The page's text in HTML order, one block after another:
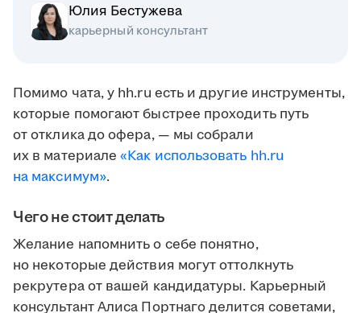
Юлия Бестужева
карьерный консультант
Помимо чата, у hh.ru есть и другие инструменты,
которые помогают быстрее проходить путь
от отклика до офера, — мы собрали
их в материале«Как использовать hh.ru
на максимум».
Чего не стоит делать
Желание напомнить о себе понятно,
но некоторые действия могут оттолкнуть
рекрутера от вашей кандидатуры. Карьерный
консультант Алиса Портнаго делится советами,